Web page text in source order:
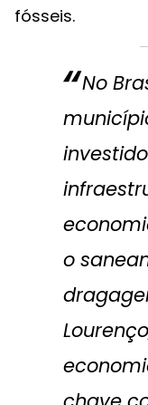
fósseis.
No
o